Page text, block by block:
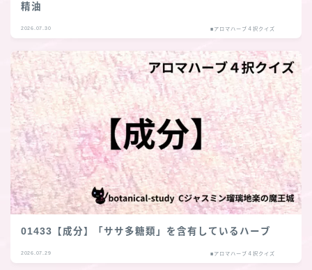
精油
2026.07.30 ■アロマハーブ４択クイズ
01433【成分】「ササ多糖類」を含有しているハーブ
2026.07.29 ■アロマハーブ４択クイズ